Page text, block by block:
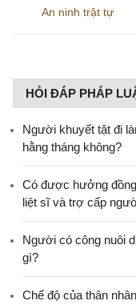
An ninh trật tự
HỎI ĐÁP PHÁP
Người khuyết tật đi
hằng tháng không?
​Có được hưởng
liệt sĩ và trợ cấp
Người có công nuôi
gì?
Chế độ của thân